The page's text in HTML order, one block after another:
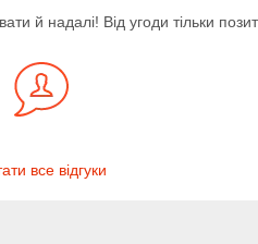
й надалі! Від угоди тільки
все відгуки